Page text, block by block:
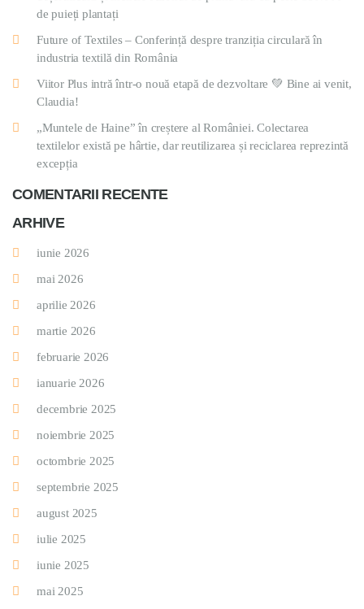
de puieți plantați
Future of Textiles – Conferință despre tranziția circulară în
industria textilă din România
Viitor Plus intră într-o nouă etapă de dezvoltare 💚 Bine ai venit,
Claudia!
„Muntele de Haine” în creștere al României. Colectarea
textilelor există pe hârtie, dar reutilizarea și reciclarea reprezintă
excepția
COMENTARII RECENTE
ARHIVE
iunie 2026
mai 2026
aprilie 2026
martie 2026
februarie 2026
ianuarie 2026
decembrie 2025
noiembrie 2025
octombrie 2025
septembrie 2025
august 2025
iulie 2025
iunie 2025
mai 2025